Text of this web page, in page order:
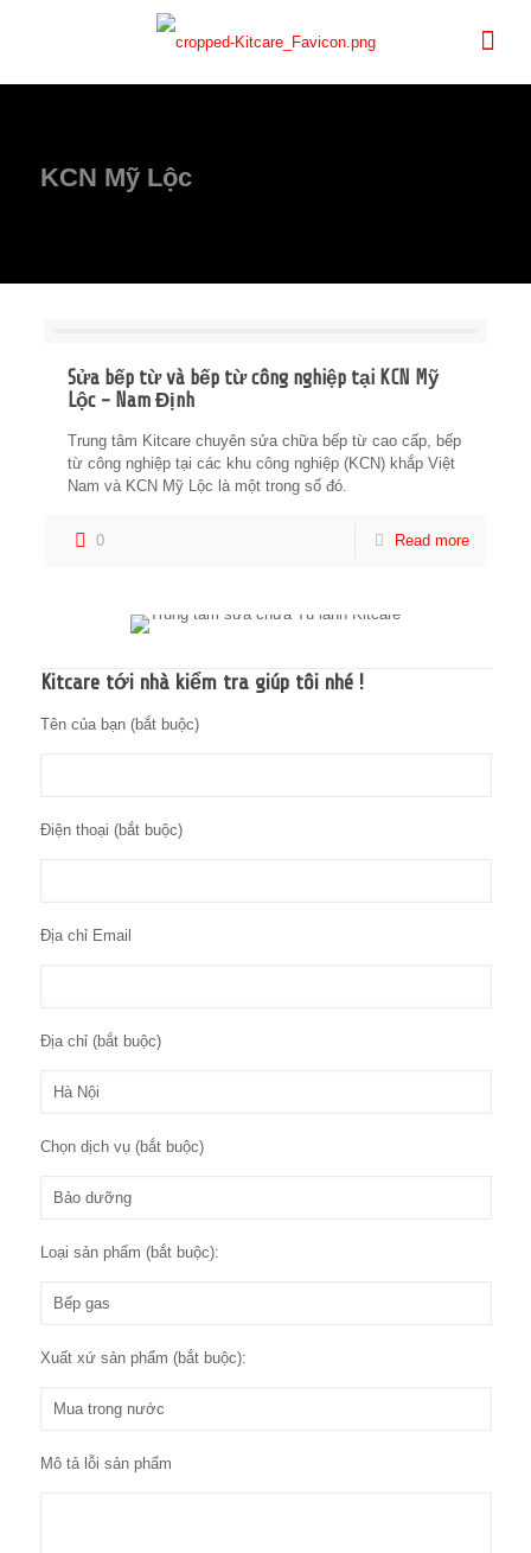
KCN Mỹ Lộc
Sửa bếp từ và bếp từ công nghiệp tại KCN Mỹ
Lộc – Nam Định
Trung tâm Kitcare chuyên sửa chữa bếp từ cao cấp, bếp
từ công nghiệp tại các khu công nghiệp (KCN) khắp Việt
Nam và KCN Mỹ Lộc là một trong số đó.
0 Read more
Kitcare tới nhà kiểm tra giúp tôi nhé !
Tên của bạn (bắt buộc)
Điện thoại (bắt buộc)
Địa chỉ Email
Địa chỉ (bắt buộc)
Chọn dịch vụ (bắt buộc)
Loại sản phẩm (bắt buộc):
Xuất xứ sản phẩm (bắt buộc):
Mô tả lỗi sản phẩm